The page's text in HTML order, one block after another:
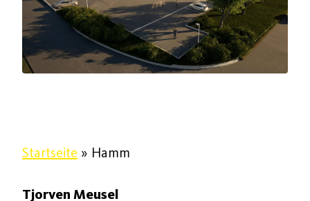
Startseite » Hamm
Tjorven Meusel